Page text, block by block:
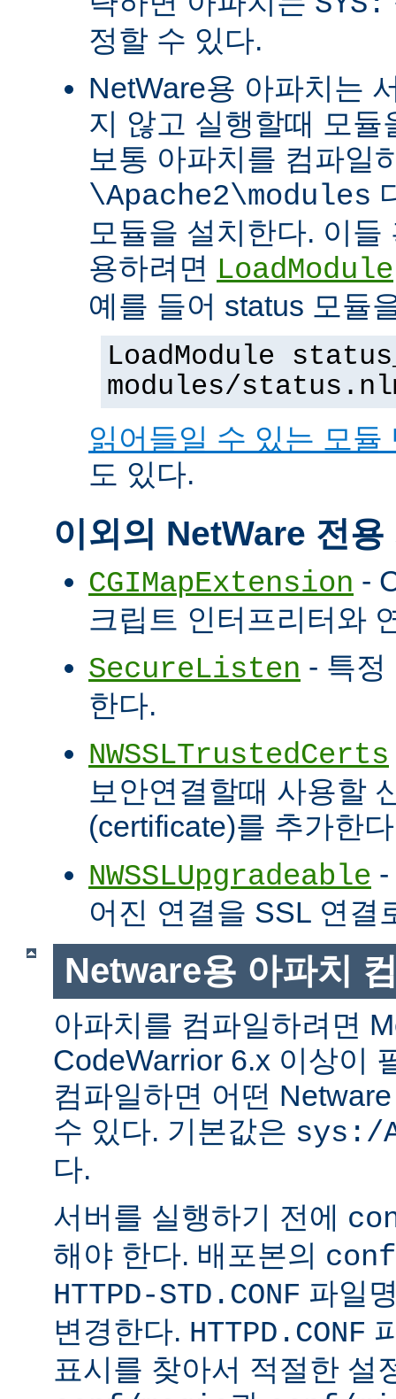
정할 수 있다.
NetWare용 아파치는
지 않고 실행할때 모듈
보통 아파치를 컴파일
\Apache2\modules
모듈을 설치한다. 이
용하려면 LoadModule
예를 들어 status 모듈
LoadModule
modules/
읽어들일 수 있는 모듈
도 있다.
이외의 NetWare 전
CGIMapExtension -
크립트 인터프리터와
SecureListen - 특정
한다.
NWSSLTrustedCerts
보안연결할때 사용할
(certificate)를 추가한
NWSSLUpgradeable
어진 연결을 SSL 연결
Netware용 아파치
아파치를 컴파일하려면
CodeWarrior 6.x 이상이
컴파일하면 어떤
수 있다. 기본값은 sys:/
다.
서버를 실행하기 전에
해야 한다. 배포본의 conf
HTTPD-STD.CONF 파일
변경한다. HTTPD.CONF
표시를 찾아서 적절한 설